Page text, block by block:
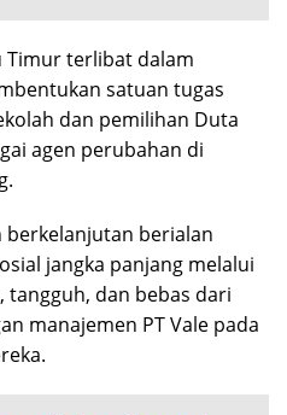
Timur terlibat dalam
satuan tugas
dan pemilihan Duta
agen perubahan di
berkelanjutan berialan
jangka panjang melalui
tangguh, dan bebas dari
manajemen PT Vale pada